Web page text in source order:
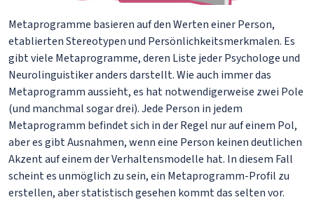
Metaprogramme basieren auf den Werten einer Person,
etablierten Stereotypen und Persönlichkeitsmerkmalen. Es
gibt viele Metaprogramme, deren Liste jeder Psychologe und
Neurolinguistiker anders darstellt. Wie auch immer das
Metaprogramm aussieht, es hat notwendigerweise zwei Pole
(und manchmal sogar drei). Jede Person in jedem
Metaprogramm befindet sich in der Regel nur auf einem Pol,
aber es gibt Ausnahmen, wenn eine Person keinen deutlichen
Akzent auf einem der Verhaltensmodelle hat. In diesem Fall
scheint es unmöglich zu sein, ein Metaprogramm-Profil zu
erstellen, aber statistisch gesehen kommt das selten vor.